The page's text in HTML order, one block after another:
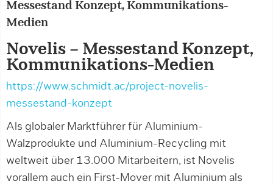
Messestand Konzept, Kommunikations-
Medien
Novelis – Messestand Konzept,
Kommunikations-Medien
https://www.schmidt.ac/project-novelis-
messestand-konzept
Als globaler Marktführer für Aluminium-
Walzprodukte und Aluminium-Recycling mit
weltweit über 13.000 Mitarbeitern, ist Novelis
vorallem auch ein First-Mover mit Aluminium als